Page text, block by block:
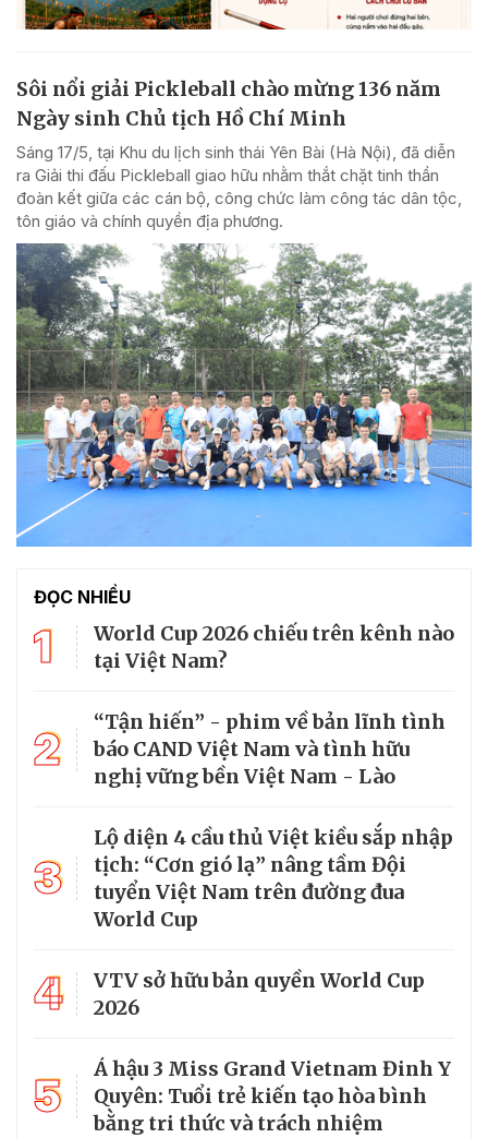
Sôi nổi giải Pickleball chào mừng 136 năm
Ngày sinh Chủ tịch Hồ Chí Minh
Sáng 17/5, tại Khu du lịch sinh thái Yên Bài (Hà Nội), đã diễn
ra Giải thi đấu Pickleball giao hữu nhằm thắt chặt tinh thần
đoàn kết giữa các cán bộ, công chức làm công tác dân tộc,
tôn giáo và chính quyền địa phương.
ĐỌC NHIỀU
1
World Cup 2026 chiếu trên kênh nào
tại Việt Nam?
2
“Tận hiến” - phim về bản lĩnh tình
báo CAND Việt Nam và tình hữu
nghị vững bền Việt Nam - Lào
3
Lộ diện 4 cầu thủ Việt kiều sắp nhập
tịch: “Cơn gió lạ” nâng tầm Đội
tuyển Việt Nam trên đường đua
World Cup
4
VTV sở hữu bản quyền World Cup
2026
5
Á hậu 3 Miss Grand Vietnam Đinh Y
Quyên: Tuổi trẻ kiến tạo hòa bình
bằng tri thức và trách nhiệm